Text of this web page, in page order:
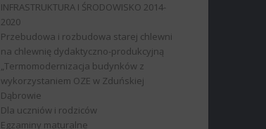
INFRASTRUKTURA I ŚRODOWISKO 2014-
2020
Przebudowa i rozbudowa starej chlewni
na chlewnię dydaktyczno-produkcyjną
„Termomodernizacja budynków z
wykorzystaniem OZE w Zduńskiej
Dąbrowie
Dla uczniów i rodziców
Egzaminy maturalne